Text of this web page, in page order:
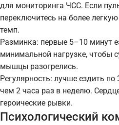
для мониторинга ЧСС. Если
переключитесь на более
темп.
Разминка: первые 5–10 минут
минимальной нагрузке, чтобы
мышцы разогрелись.
Регулярность: лучше ездить
чем 2 часа раз в неделю.
героические рывки.
Психологический